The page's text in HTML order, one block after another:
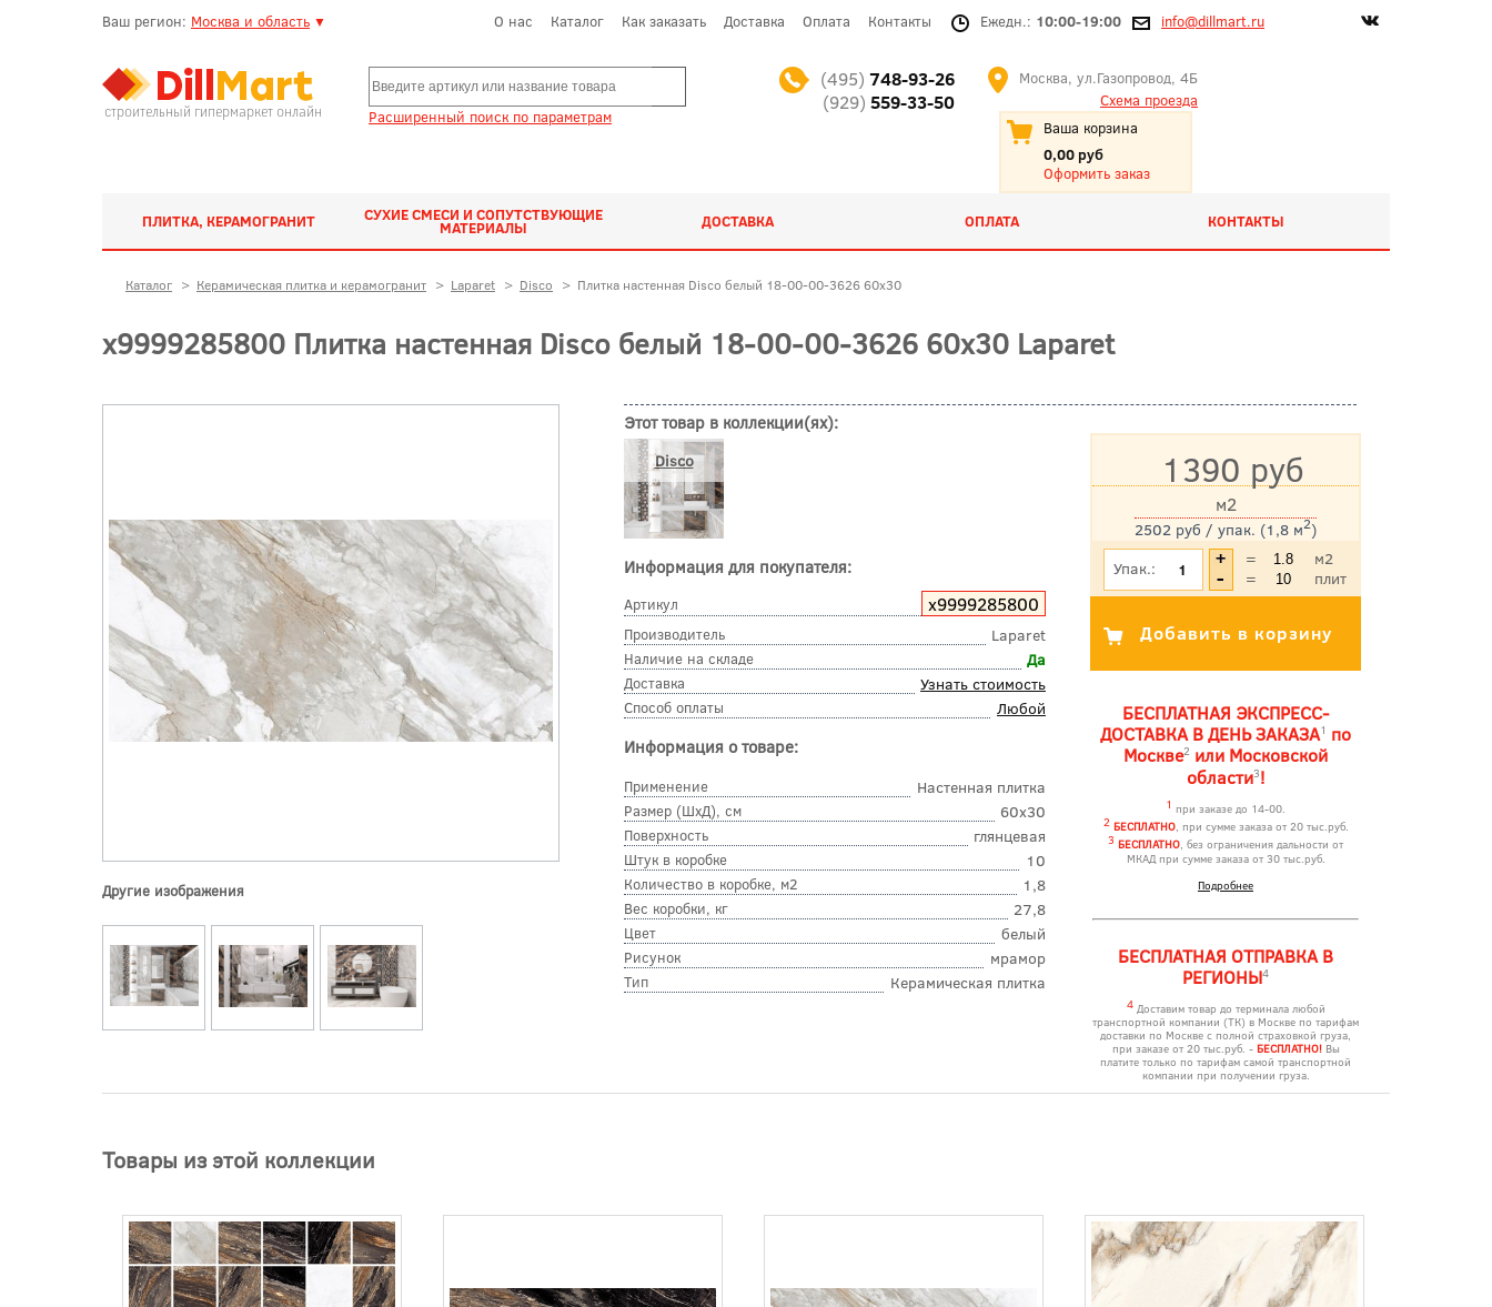
Ваш регион: Москва и область ▼ О нас Каталог Как заказать Доставка Оплата Контакты Ежедн.: 10:00-19:00 info@dillmart.ru
строительный гипермаркет онлайн Расширенный поиск по параметрам
(495) 748-93-26
(929) 559-33-50
Москва, ул.Газопровод, 4Б
Схема проезда
Ваша корзина
0,00 руб
Оформить заказ
ПЛИТКА, КЕРАМОГРАНИТ СУХИЕ СМЕСИ И СОПУТСТВУЮЩИЕ
МАТЕРИАЛЫ ДОСТАВКА ОПЛАТА КОНТАКТЫ
Каталог > Керамическая плитка и керамогранит > Laparet > Disco > Плитка настенная Disco белый 18-00-00-3626 60x30
х9999285800 Плитка настенная Disco белый 18-00-00-3626 60x30 Laparet
Другие изображения
Этот товар в коллекции(ях):
Disco
Информация для покупателя:
Артикул х9999285800
Производитель Laparet
Наличие на складе Да
Доставка Узнать стоимость
Способ оплаты Любой
Информация о товаре:
Применение Настенная плитка
Размер (ШхД), см 60x30
Поверхность глянцевая
Штук в коробке 10
Количество в коробке, м2 1,8
Вес коробки, кг 27,8
Цвет белый
Рисунок мрамор
Тип Керамическая плитка
1390 руб
2502 руб / упак. (1,8 м2)
м2
*Цена указана с учетом НДС
Упак.: =
м2
=
плит
БЕСПЛАТНАЯ ЭКСПРЕСС-
ДОСТАВКА В ДЕНЬ ЗАКАЗА1 по
Москве2 или Московской
области3!
1 при заказе до 14-00.
2 БЕСПЛАТНО, при сумме заказа от 20 тыс.руб.
3 БЕСПЛАТНО, без ограничения дальности от
МКАД при сумме заказа от 30 тыс.руб.
Подробнее
БЕСПЛАТНАЯ ОТПРАВКА В
РЕГИОНЫ4
4Доставим товар до терминала любой
транспортной компании (ТК) в Москве по тарифам
доставки по Москве с полной страховкой груза,
при заказе от 20 тыс.руб. - БЕСПЛАТНО!Вы
платите только по тарифам самой транспортной
компании при получении груза.
Товары из этой коллекции